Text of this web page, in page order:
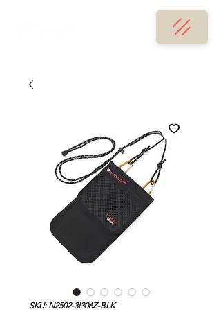
SKU: N2502-3I306Z-BLK